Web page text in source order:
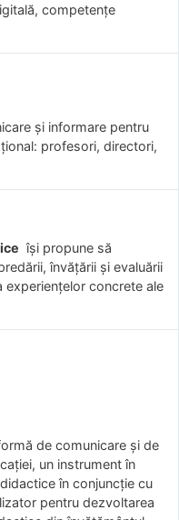
competențe
și informare pentru
profesori, directori,
îşi propune să
învăţării şi evaluării
experienţelor concrete ale
de comunicare și de
un instrument în
în conjuncție cu
pentru dezvoltarea